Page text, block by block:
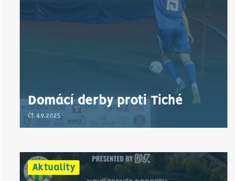
Domácí derby proti Tiché
čt 4.9.2025
Aktuality